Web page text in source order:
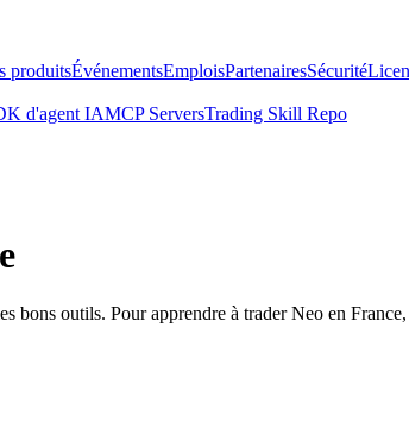
produitsÉvénementsEmploisPartenairesSécurité
d'agent IAMCP ServersTrading Skill Repo
bons outils. Pour apprendre à trader Neo en